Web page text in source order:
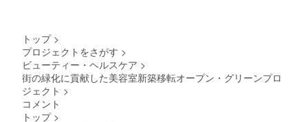
うるお
トリー
トメン
トップ >
プロジェクトをさがす >
ビューティー・ヘルスケア >
街の緑化に貢献した美容室新築移転オープン・グリーンプロ
ジェクト >
コメント
トップ >